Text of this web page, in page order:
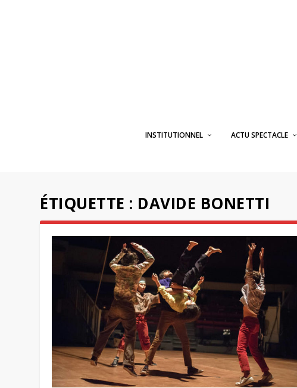
INSTITUTIONNEL ACTU SPECTACLE
ÉTIQUETTE : DAVIDE BONETTI